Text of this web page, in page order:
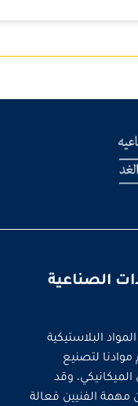
الصناعية
البلاستيكية
لتصنيع
وقد
الفنيين فعالة